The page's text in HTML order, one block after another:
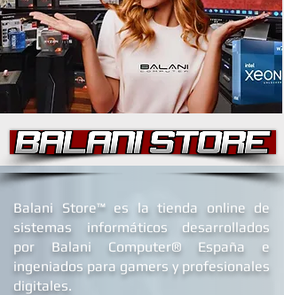
Balani Store™ es la tienda online de
sistemas informáticos desarrollados
por Balani Computer® España e
ingeniados para gamers y profesionales
digitales.